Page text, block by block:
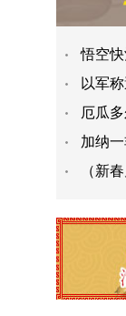
悟空
以军
厄瓜
加纳
（新